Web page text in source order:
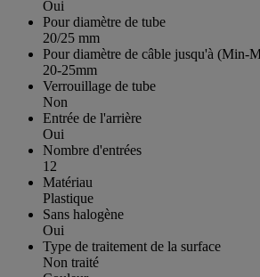
Oui
Pour diamètre de tube
20/25 mm
Pour diamètre de câble jusqu'à (Min-
20-25mm
Verrouillage de tube
Non
Entrée de l'arrière
Oui
Nombre d'entrées
12
Matériau
Plastique
Sans halogène
Oui
Type de traitement de la surface
Non traité